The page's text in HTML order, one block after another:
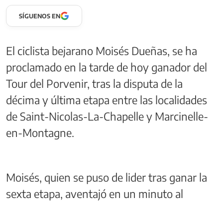
SÍGUENOS EN
El ciclista bejarano Moisés Dueñas, se ha
proclamado en la tarde de hoy ganador del
Tour del Porvenir, tras la disputa de la
décima y última etapa entre las localidades
de Saint-Nicolas-La-Chapelle y Marcinelle-
en-Montagne.
Moisés, quien se puso de lider tras ganar la
sexta etapa, aventajó en un minuto al